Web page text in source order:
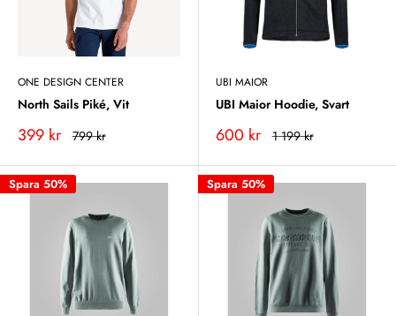
ONE DESIGN CENTER
North Sails Piké, Vit
Vårt
399 kr Rekommenderat
799 kr
UBI MAIOR
UBI Maior Hoodie, Svart
Vårt
600 kr Rekommenderat
1 199 kr
Spara 50% Spara 50%